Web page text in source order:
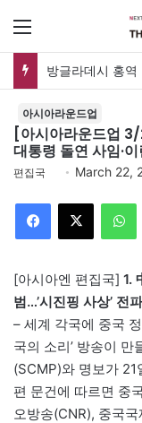
아시아라운드업
[아시아라운드업
대통령 돌연 사임·
편집국 March 22,
[아시아엔 편집국] 1.
범…’시진핑 사상’ 전파
– 세계 각국에 중국
국의 소리’ 방송이
(SCMP)와 명보가
편 문건에 따르면 중
오방송(CNR), 중국